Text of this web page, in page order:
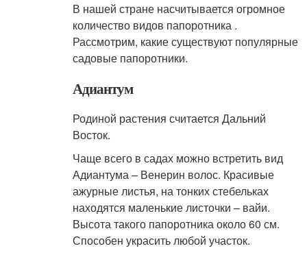
В нашей стране насчитывается огромное
количество видов папоротника .
Рассмотрим, какие существуют популярные
садовые папоротники.
Адиантум
Родиной растения считается Дальний
Восток.
Чаще всего в садах можно встретить вид
Адиантума – Венерин волос. Красивые
ажурные листья, на тонких стебельках
находятся маленькие листочки – вайи.
Высота такого папоротника около 60 см.
Способен украсить любой участок.